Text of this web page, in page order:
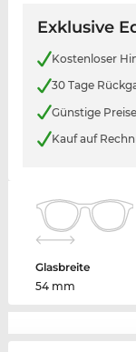
Exklusive
Kostenloser
30 Tage
Günstige Preise
Kauf auf
Glasbreite
54 mm